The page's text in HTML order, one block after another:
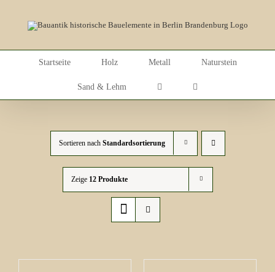
Startseite Holz Metall Naturstein
Sand & Lehm
Sortieren nach Standardsortierung
Zeige 12 Produkte